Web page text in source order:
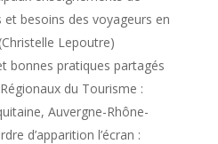
et besoins des voyageurs en
Lepoutre)
bonnes pratiques partagés
du Tourisme :
Auvergne-Rhône-
d’apparition l’écran :